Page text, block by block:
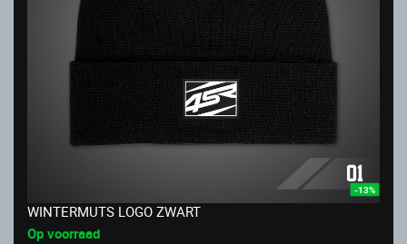
-13%
WINTERMUTS LOGO ZWART
Op voorraad